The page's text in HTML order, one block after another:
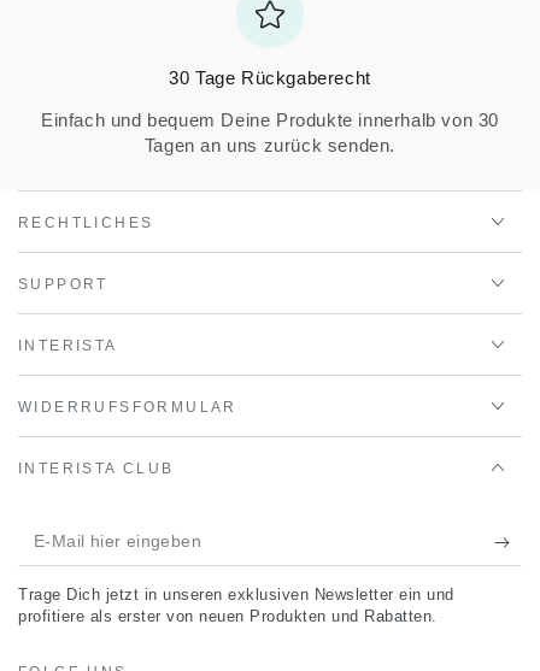
30 Tage Rückgaberecht
Einfach und bequem Deine Produkte innerhalb von 30
Tagen an uns zurück senden.
RECHTLICHES
SUPPORT
INTERISTA
WIDERRUFSFORMULAR
INTERISTA CLUB
E-
Mail
hier
Trage Dich jetzt in unseren exklusiven Newsletter ein und
profitiere als erster von neuen Produkten und Rabatten.